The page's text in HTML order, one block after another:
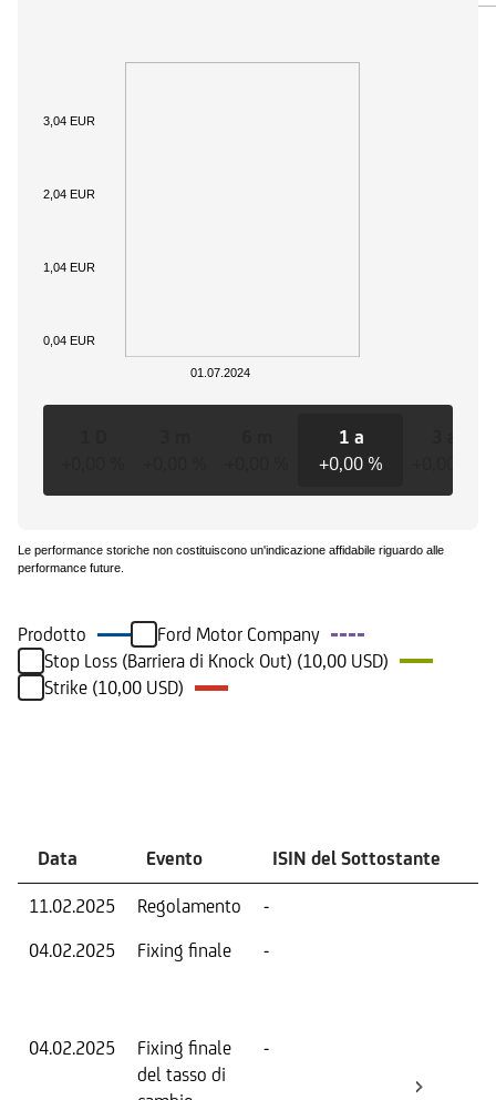
01.07.2024
0,04 EUR
1,04 EUR
2,04 EUR
3,04 EUR
1 a
+0,00 %
Le performance storiche non costituiscono un'indicazione affidabile riguardo alle
performance future.
Prodotto
Ford Motor Company
Stop Loss (Barriera di Knock Out) (10,00 USD)
Strike (10,00 USD)
Data Evento ISIN del Sottostante
11.02.2025 Regolamento -
04.02.2025
Fixing finale -
04.02.2025
Fixing finale
del tasso di
-